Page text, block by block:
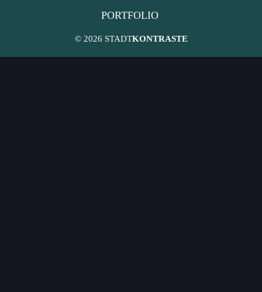
PORTFOLIO
© 2026 STADTKONTRASTE